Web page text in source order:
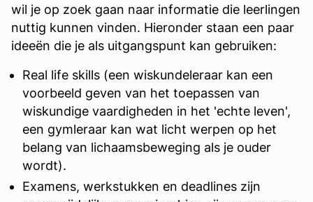
wil je op zoek gaan naar informatie die leerlingen
nuttig kunnen vinden. Hieronder staan een paar
ideeën die je als uitgangspunt kan gebruiken:
Real life skills (een wiskundeleraar kan een
voorbeeld geven van het toepassen van
wiskundige vaardigheden in het 'echte leven',
een gymleraar kan wat licht werpen op het
belang van lichaamsbeweging als je ouder
wordt).
Examens, werkstukken en deadlines zijn